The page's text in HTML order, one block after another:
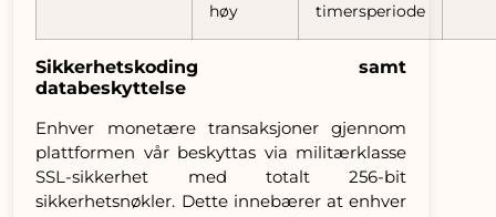
høy
timersperiode
Sikkerhetskoding samt
databeskyttelse
Enhver monetære transaksjoner gjennom
plattformen vår beskyttas via militærklasse
SSL-sikkerhet med totalt 256-bit
sikkerhetsnøkler. Dette innebærer at enhver